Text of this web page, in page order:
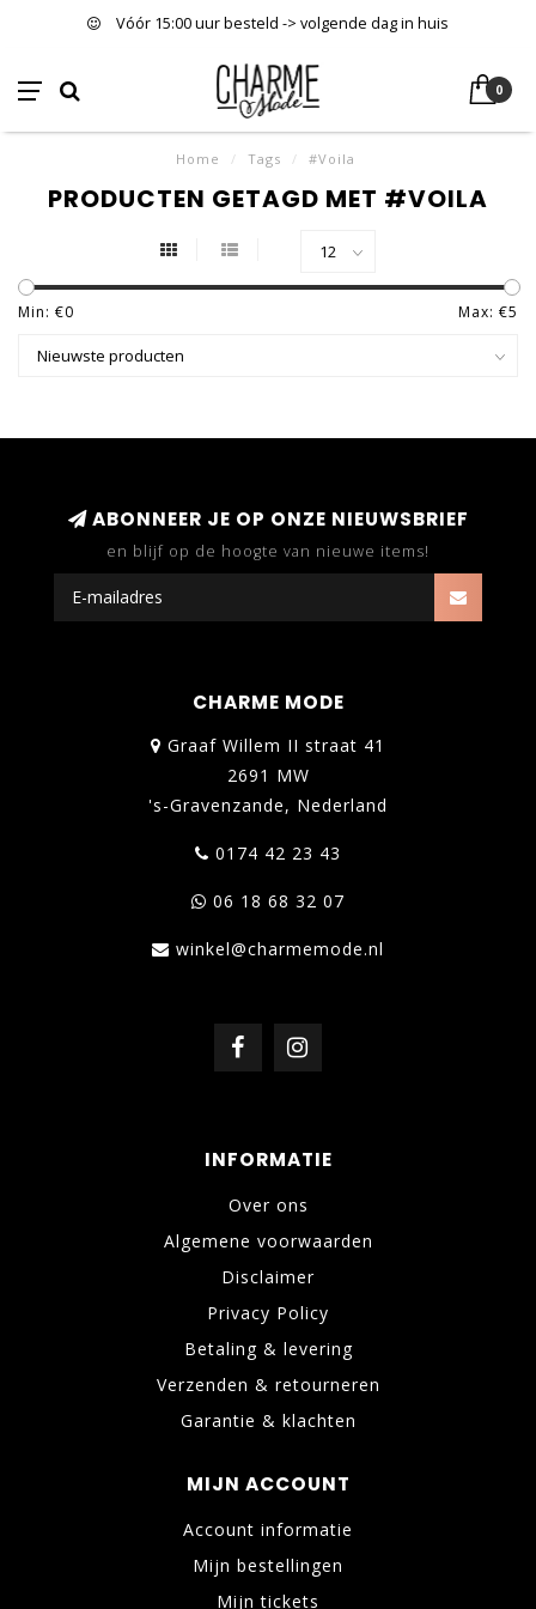
Vóór 15:00 uur besteld -> volgende dag in huis
0
Home / Tags / #Voila
PRODUCTEN GETAGD MET #VOILA
Min: €0 Max: €5
ABONNEER JE OP ONZE NIEUWSBRIEF
en blijf op de hoogte van nieuwe items!
CHARME MODE
Graaf Willem II straat 41
2691 MW
's-Gravenzande, Nederland
0174 42 23 43
06 18 68 32 07
winkel@charmemode.nl
INFORMATIE
Over ons
Algemene voorwaarden
Disclaimer
Privacy Policy
Betaling & levering
Verzenden & retourneren
Garantie & klachten
MIJN ACCOUNT
Account informatie
Mijn bestellingen
Mijn tickets